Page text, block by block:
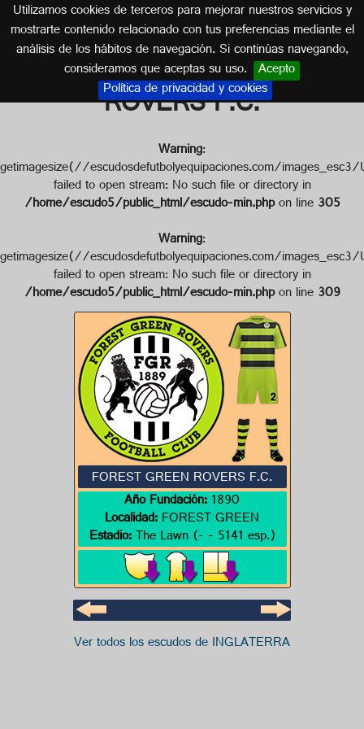
Utilizamos cookies de terceros para mejorar nuestros servicios y
mostrarte contenido relacionado con tus preferencias mediante el
análisis de los hábitos de navegación. Si continúas navegando,
consideramos que aceptas su uso. Acepto
Política de privacidad y cookies
Escudo de FOREST GREEN
ROVERS F.C.
INGLATERRA
Warning:
getimagesize(//escudosdefutbolyequipaciones.com/
failed to open stream: No such file or directory in
/home/escudo5/public_html/escudo-min.phpon line305
Warning:
getimagesize(//escudosdefutbolyequipaciones.com/
failed to open stream: No such file or directory in
/home/escudo5/public_html/escudo-min.phpon line309
FOREST GREEN ROVERS F.C.
Año Fundación:1890
Localidad:FOREST GREEN
Estadio:The Lawn (- - 5141 esp.)
Ver todos los escudos de INGLATERRA